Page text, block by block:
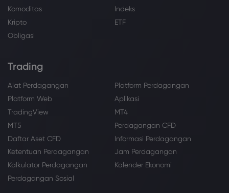
Komoditas
Indeks
Kripto
ETF
Obligasi
Trading
Alat Perdagangan
Platform Perdagangan
Platform Web
Aplikasi
TradingView
MT4
MT5
Perdagangan CFD
Daftar Aset CFD
Informasi Perdagangan
Ketentuan Perdagangan
Jam Perdagangan
Kalkulator Perdagangan
Kalender Ekonomi
Perdagangan Sosial